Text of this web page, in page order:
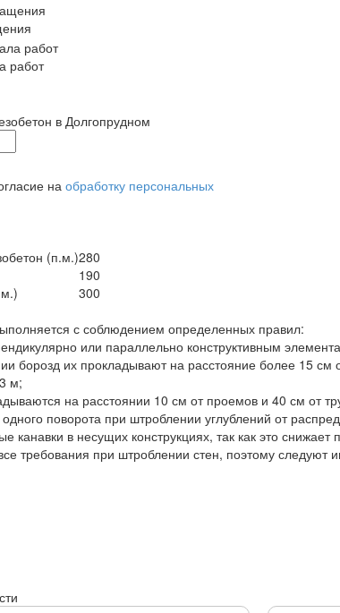
работ
в Долгопрудном
на обработку персональных
(п.м.)280
190
300
с соблюдением определенных правил:
или параллельно конструктивным
борозд их прокладывают на расстояние более 15 см
м;
на расстоянии 10 см от проемов и 40 см от
поворота при штроблении углублений от
канавки в несущих конструкциях, так как это снижает
требования при штроблении стен, поэтому